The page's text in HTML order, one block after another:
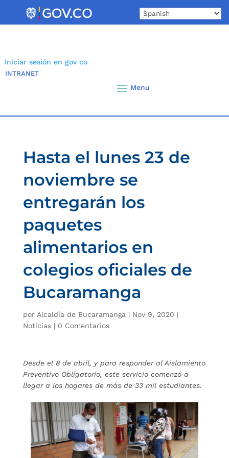
Iniciar sesión en gov co
INTRANET
Hasta el lunes 23 de
noviembre se
entregarán los
paquetes
alimentarios en
colegios oficiales de
Bucaramanga
por Alcaldía de Bucaramanga | Nov 9, 2020 |
Noticias| 0 Comentarios
Desde el 8 de abril, y para responder al Aislamiento
Preventivo Obligatorio, este servicio comenzó a
llegar a los hogares de más de 33 mil estudiantes.